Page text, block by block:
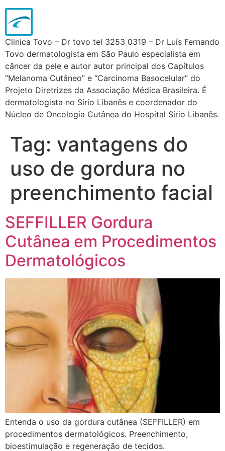
Clinica Tovo – Dr tovo tel 3253 0319 – Dr Luís Fernando
Tovo dermatologista em São Paulo especialista em
câncer da pele e autor autor principal dos Capítulos
“Melanoma Cutâneo” e “Carcinoma Basocelular” do
Projeto Diretrizes da Associação Médica Brasileira. É
dermatologista no Sírio Libanês e coordenador do
Núcleo de Oncologia Cutânea do Hospital Sírio Libanês.
Tag: vantagens do
uso de gordura no
preenchimento facial
SEFFILLER Gordura
Cutânea em Procedimentos
Dermatológicos
Entenda o uso da gordura cutânea (SEFFILLER) em
procedimentos dermatológicos. Preenchimento,
bioestimulação e regeneração de tecidos.